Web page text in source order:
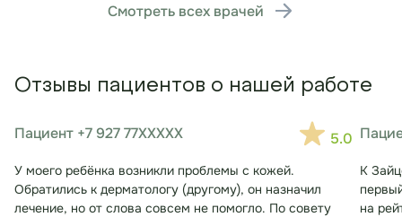
Смотреть всех врачей
Отзывы пациентов о нашей работе
Пациент +7 927 77XXXXX 5.0
У моего ребёнка возникли проблемы с кожей.
Обратились к дерматологу (другому), он назначил
лечение, но от слова совсем не помогло. По совету
К
на